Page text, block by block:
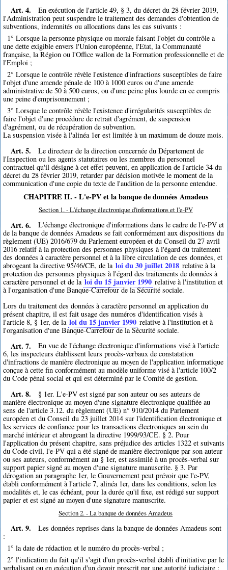
Art. 4.
En exécution de l'article 49, § 3, du décret du 28 février 2019,
l'Administration peut suspendre le traitement des demandes d'obtention de
subventions, indemnités ou allocations dans les cas suivants :
1° Lorsque la personne physique ou morale faisant l'objet du contrôle a
une dette exigible envers l'Union européenne, l'Etat, la Communauté
française, la Région ou l'Office wallon de la Formation professionnelle et de
l'Emploi ;
2° Lorsque le contrôle révèle l'existence d'infractions susceptibles de faire
l'objet d'une amende pénale de 100 à 1000 euros ou d'une amende
administrative de 50 à 500 euros, ou d'une peine plus lourde en ce compris
une peine d'emprisonnement ;
3° Lorsque le contrôle révèle l'existence d'irrégularités susceptibles de
faire l'objet d'une procédure de retrait d'agrément, de suspension
d'agrément, ou de récupération de subvention.
La suspension visée à l'alinéa 1er est limitée à un maximum de douze mois.
Art. 5.
Le directeur de la direction concernée du Département de
l'Inspection ou les agents statutaires ou les membres du personnel
contractuel qu'il désigne à cet effet peuvent, en application de l'article 34 du
décret du 28 février 2019, retarder par décision motivée le moment de la
communication d'une copie du texte de l'audition de la personne entendue.
CHAPITRE II. - L'e-PV et la banque de données Amadeus
Section 1. - L'échange électronique d'informations et l'e-PV
Art. 6.
L'échange électronique d'informations dans le cadre de l'e-PV et
de la banque de données Amadeus se fait conformément aux dispositions du
règlement (UE) 2016/679 du Parlement européen et du Conseil du 27 avril
2016 relatif à la protection des personnes physiques à l'égard du traitement
des données à caractère personnel et à la libre circulation de ces données, et
abrogeant la directive 95/46/CE, de la loi du 30 juillet 2018 relative à la
protection des personnes physiques à l'égard des traitements de données à
caractère personnel et de la loi du 15 janvier 1990 relative à l'institution et
à l'organisation d'une Banque-Carrefour de la Sécurité sociale.
Lors du traitement des données à caractère personnel en application du
présent chapitre, il est fait usage des numéros d'identification visés à
l'article 8, § 1er, de la loi du 15 janvier 1990 relative à l'institution et à
l'organisation d'une Banque-Carrefour de la Sécurité sociale.
Art. 7.
En vue de l'échange électronique d'informations visé à l'article
6, les inspecteurs établissent leurs procès-verbaux de constatation
d'infractions de manière électronique au moyen de l'application informatique
conçue à cette fin conformément au modèle uniforme visé à l'article 100/2
du Code pénal social et qui est déterminé par le Comité de gestion.
Art. 8.
§ 1er. L'e-PV est signé par son auteur ou ses auteurs de
manière électronique au moyen d'une signature électronique qualifiée au
sens de l'article 3.12. du règlement (UE) n° 910/2014 du Parlement
européen et du Conseil du 23 juillet 2014 sur l'identification électronique et
les services de confiance pour les transactions électroniques au sein du
marché intérieur et abrogeant la directive 1999/93/CE. § 2. Pour
l'application du présent chapitre, sans préjudice des articles 1322 et suivants
du Code civil, l'e-PV qui a été signé de manière électronique par son auteur
ou ses auteurs, conformément au § 1er, est assimilé à un procès-verbal sur
support papier signé au moyen d'une signature manuscrite. § 3. Par
dérogation au paragraphe 1er, le Gouvernement peut prévoir que l'e-PV,
établi conformément à l'article 7, alinéa 1er, dans les conditions, selon les
modalités et, le cas échéant, pour la durée qu'il fixe, est rédigé sur support
papier et est signé au moyen d'une signature manuscrite.
Section 2. - La banque de données Amadeus
Art. 9.
Les données reprises dans la banque de données Amadeus sont
:
1° la date de rédaction et le numéro du procès-verbal ;
2° l'indication du fait qu'il s'agit d'un procès-verbal établi d'initiative par le
verbalisant ou en exécution d'un devoir prescrit par une autorité judiciaire ;